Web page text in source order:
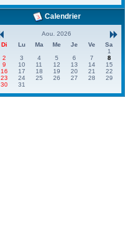
Calendrier
Aou. 2026
Di
Lu Ma Me Je Ve
Sa
1
2
3 4 5 6 7
8
9
10 11 12 13 14
15
16
17 18 19 20 21
22
23
24 25 26 27 28
29
30
31